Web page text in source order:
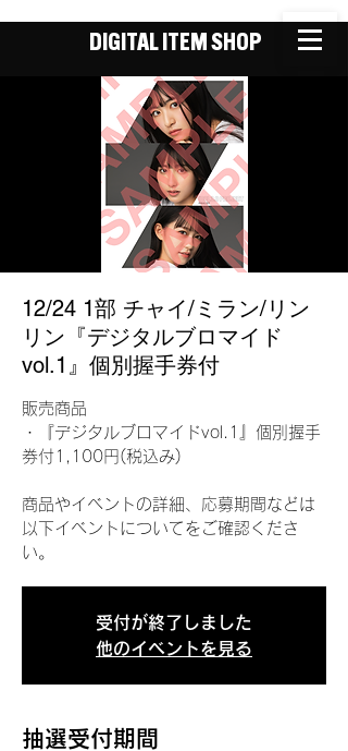
DIGITAL ITEM SHOP
12/24 1部 チャイ/ミラン/リン
リン『デジタルブロマイド
vol.1』個別握手券付
販売商品
・『デジタルブロマイドvol.1』個別握手
券付1,100円(税込み)
商品やイベントの詳細、応募期間などは
以下イベントについてをご確認くださ
い。
受付が終了しました
他のイベントを見る
抽選受付期間